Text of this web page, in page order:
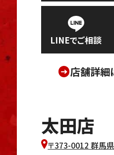
LINEでご相談
店舗詳細
太田店
〒373-0012 群馬